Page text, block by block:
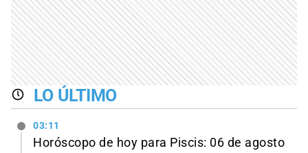
LO ÚLTIMO
03:11
Horóscopo de hoy para Piscis: 06 de agosto